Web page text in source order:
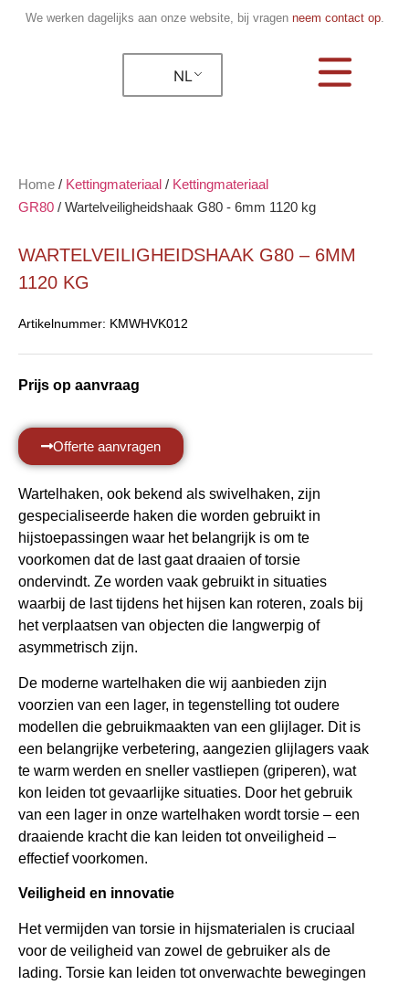
We werken dagelijks aan onze website, bij vragen neem contact op.
NL
Home / Kettingmateriaal / Kettingmateriaal
GR80 / Wartelveiligheidshaak G80 - 6mm 1120 kg
WARTELVEILIGHEIDSHAAK G80 – 6MM
1120 KG
Artikelnummer: KMWHVK012
Prijs op aanvraag
Offerte aanvragen
Wartelhaken, ook bekend als swivelhaken, zijn
gespecialiseerde haken die worden gebruikt in
hijstoepassingen waar het belangrijk is om te
voorkomen dat de last gaat draaien of torsie
ondervindt. Ze worden vaak gebruikt in situaties
waarbij de last tijdens het hijsen kan roteren, zoals bij
het verplaatsen van objecten die langwerpig of
asymmetrisch zijn.
De moderne wartelhaken die wij aanbieden zijn
voorzien van een lager, in tegenstelling tot oudere
modellen die gebruikmaakten van een glijlager. Dit is
een belangrijke verbetering, aangezien glijlagers vaak
te warm werden en sneller vastliepen (griperen), wat
kon leiden tot gevaarlijke situaties. Door het gebruik
van een lager in onze wartelhaken wordt torsie – een
draaiende kracht die kan leiden tot onveiligheid –
effectief voorkomen.
Veiligheid en innovatie
Het vermijden van torsie in hijsmaterialen is cruciaal
voor de veiligheid van zowel de gebruiker als de
lading. Torsie kan leiden tot onverwachte bewegingen